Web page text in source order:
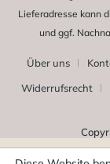
Lieferadresse kann
und ggf.
Über uns
Widerrufsrecht